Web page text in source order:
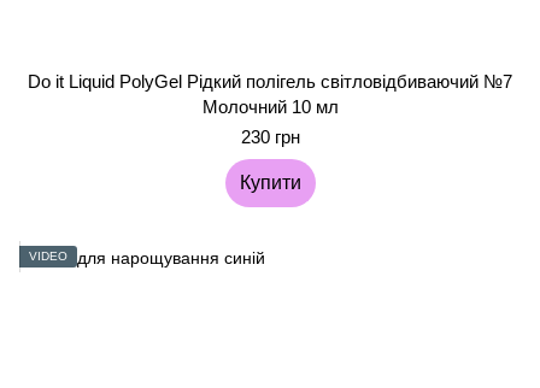
Do it Liquid PolyGel Рідкий полігель світловідбиваючий №7
Молочний 10 мл
230 грн
Купити
VIDEO